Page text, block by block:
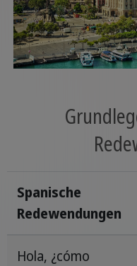
Spanische
Redewendungen
Hola, ¿cómo